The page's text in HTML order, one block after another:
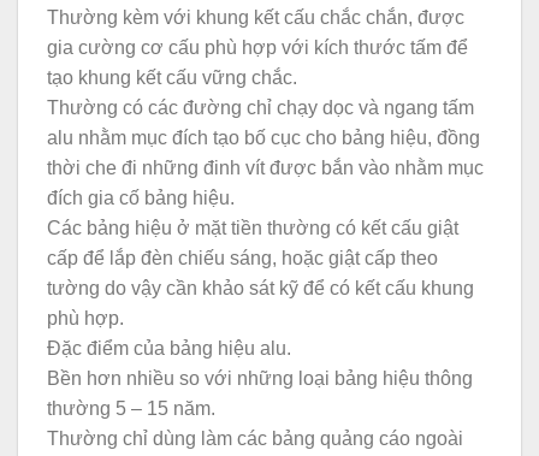
Thường kèm với khung kết cấu chắc chắn, được
gia cường cơ cấu phù hợp với kích thước tấm để
tạo khung kết cấu vững chắc.
Thường có các đường chỉ chạy dọc và ngang tấm
alu nhằm mục đích tạo bố cục cho bảng hiệu, đồng
thời che đi những đinh vít được bắn vào nhằm mục
đích gia cố bảng hiệu.
Các bảng hiệu ở mặt tiền thường có kết cấu giật
cấp để lắp đèn chiếu sáng, hoặc giật cấp theo
tường do vậy cần khảo sát kỹ để có kết cấu khung
phù hợp.
Đặc điểm của bảng hiệu alu.
Bền hơn nhiều so với những loại bảng hiệu thông
thường 5 – 15 năm.
Thường chỉ dùng làm các bảng quảng cáo ngoài